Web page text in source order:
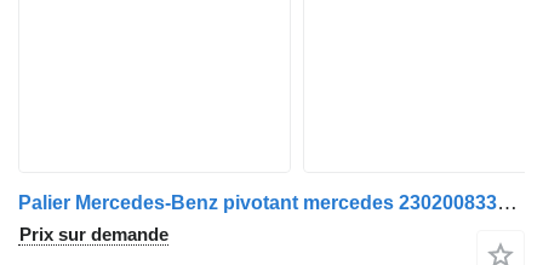
Palier Mercedes-Benz pivotant mercedes 230200833031 pour bus Mercedes-Benz O405 N
Prix sur demande